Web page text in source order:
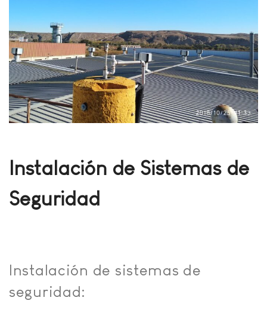
Instalación de Sistemas de
Seguridad
Instalación de sistemas de
seguridad: